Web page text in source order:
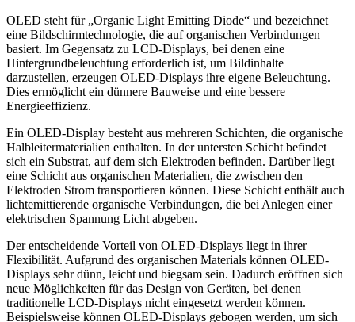
OLED steht für „Organic Light Emitting Diode“ und bezeichnet
eine Bildschirmtechnologie, die auf organischen Verbindungen
basiert. Im Gegensatz zu LCD-Displays, bei denen eine
Hintergrundbeleuchtung erforderlich ist, um Bildinhalte
darzustellen, erzeugen OLED-Displays ihre eigene Beleuchtung.
Dies ermöglicht ein dünnere Bauweise und eine bessere
Energieeffizienz.
Ein OLED-Display besteht aus mehreren Schichten, die organische
Halbleitermaterialien enthalten. In der untersten Schicht befindet
sich ein Substrat, auf dem sich Elektroden befinden. Darüber liegt
eine Schicht aus organischen Materialien, die zwischen den
Elektroden Strom transportieren können. Diese Schicht enthält auch
lichtemittierende organische Verbindungen, die bei Anlegen einer
elektrischen Spannung Licht abgeben.
Der entscheidende Vorteil von OLED-Displays liegt in ihrer
Flexibilität. Aufgrund des organischen Materials können OLED-
Displays sehr dünn, leicht und biegsam sein. Dadurch eröffnen sich
neue Möglichkeiten für das Design von Geräten, bei denen
traditionelle LCD-Displays nicht eingesetzt werden können.
Beispielsweise können OLED-Displays gebogen werden, um sich